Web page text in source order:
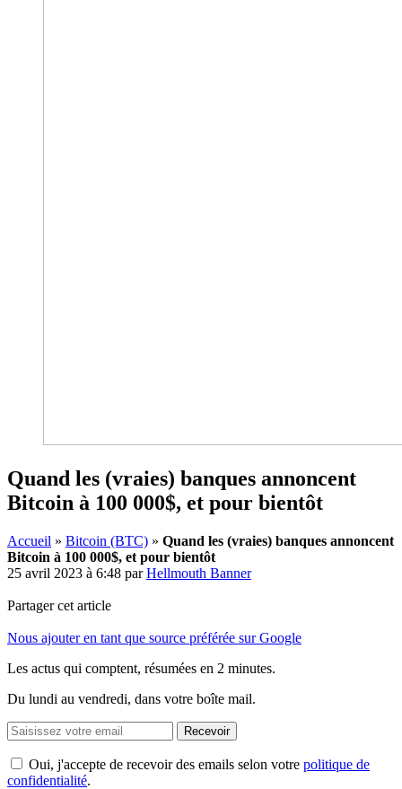
Quand les (vraies) banques annoncent
Bitcoin à 100 000$, et pour bientôt
Accueil » Bitcoin (BTC) » Quand les (vraies) banques annoncent
Bitcoin à 100 000$, et pour bientôt
25 avril 2023 à 6:48 parHellmouth Banner
Partager cet article
Nous ajouter en tant que source préférée sur Google
Les actus qui comptent, résumées en 2 minutes.
Du lundi au vendredi, dans votre boîte mail.
Recevoir
Oui, j'accepte de recevoir des emails selon votre politique de
confidentialité.